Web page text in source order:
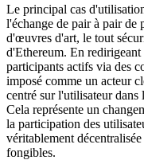
Le principal cas
l'échange de pair à pair de
d'œuvres d'art, le tout
d'Ethereum. En
participants actifs via des
imposé comme un acteur
centré sur l'utilisateur dans
Cela représente un
la participation des
véritablement
fongibles.